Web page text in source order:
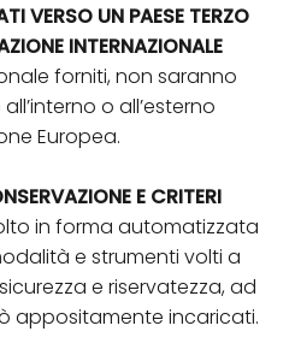
VERSO UN PAESE TERZO
INTERNAZIONALE
forniti, non saranno
o all’esterno
Europea.
E CRITERI
in forma automatizzata
e strumenti volti a
e riservatezza, ad
appositamente incaricati.